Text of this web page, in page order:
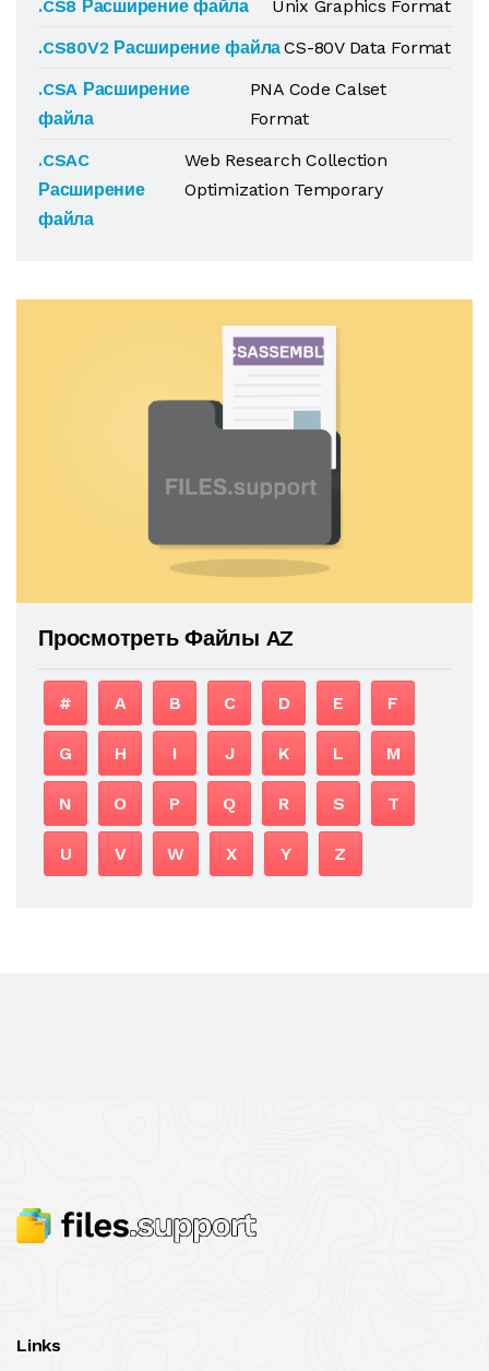
.CS8 Расширение файла
Unix Graphics Format
.CS80V2 Расширение файлаCS-80V Data Format
.CSA Расширение
файла
PNA Code Calset
Format
.CSAC
Расширение
файла
Web Research Collection
Optimization Temporary
Просмотреть Файлы AZ
# A B C D E F
G H I J K L M
N O P Q R S T
U V W X Y Z
Links